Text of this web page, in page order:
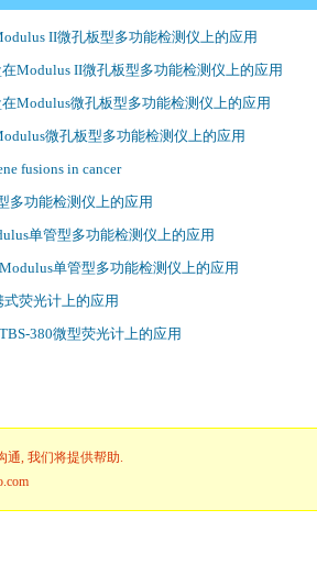
II微孔板型多功能检测仪上的应用
Modulus II微孔板型多功能检测仪上的应用
Modulus微孔板型多功能检测仪上的应用
微孔板型多功能检测仪上的应用
fusions in cancer
多功能检测仪上的应用
单管型多功能检测仪上的应用
单管型多功能检测仪上的应用
式荧光计上的应用
380微型荧光计上的应用
通, 我们将提供帮助.